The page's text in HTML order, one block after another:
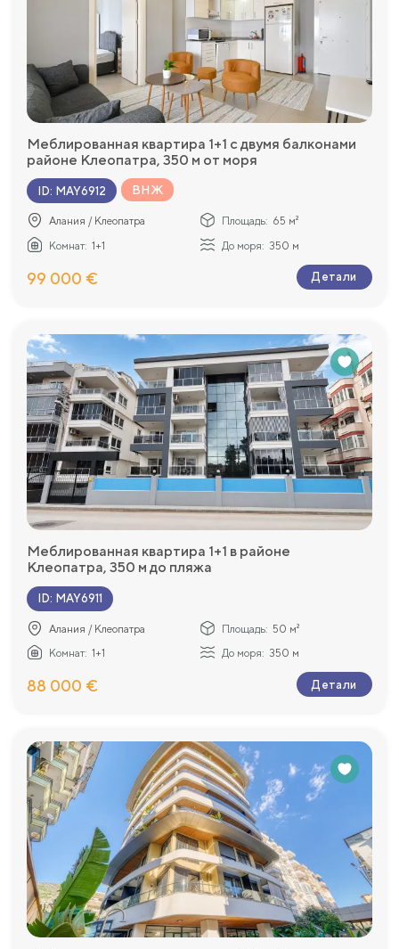
Меблированная квартира 1+1 с двумя балконами
районе Клеопатра, 350 м от моря
ID: MAY6912 ВНЖ
Алания / Клеопатра Площадь: 65 м²
Комнат: 1+1 До моря: 350 м
99 000 € Детали
Меблированная квартира 1+1 в районе
Клеопатра, 350 м до пляжа
ID: MAY6911
Алания / Клеопатра Площадь: 50 м²
Комнат: 1+1 До моря: 350 м
88 000 € Детали